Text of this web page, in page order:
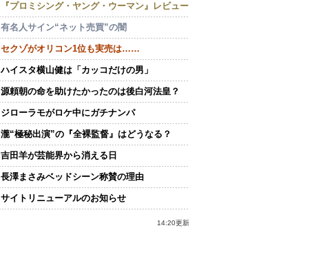
『プロミシング・ヤング・ウーマン』レビュー
有名人サイン“ネット売買”の闇
セクゾがオリコン1位も実売は……
ハイスタ横山健は「カッコだけの男」
源頼朝の命を助けたかったのは後白河法皇？
ジローラモがロケ中にガチナンパ
瀧“極秘出演”の『全裸監督』はどうなる？
吉田羊が芸能界から消える日
長澤まさみベッドシーン称賛の理由
サイトリニューアルのお知らせ
14:20更新